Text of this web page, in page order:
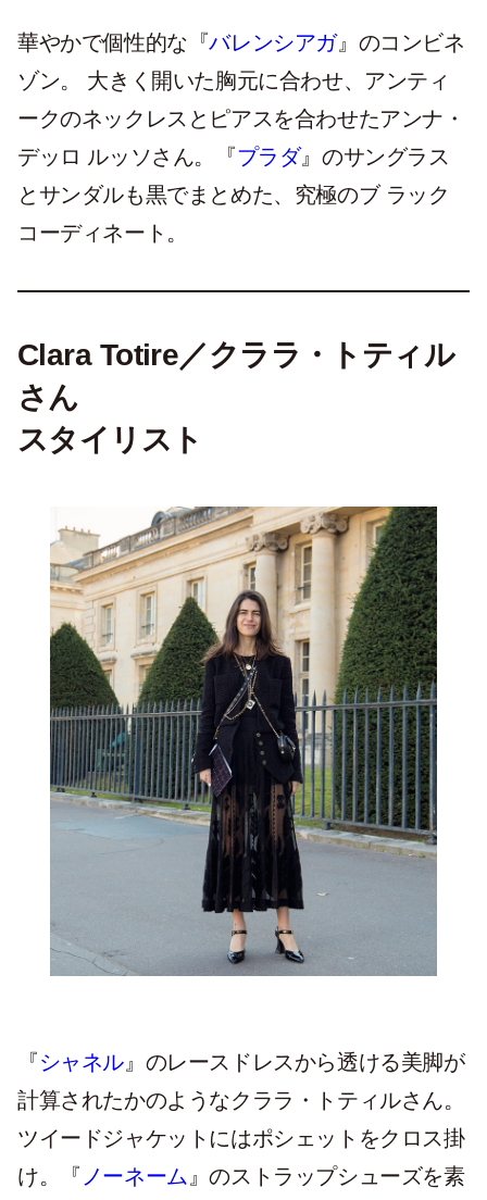
華やかで個性的な『バレンシアガ』のコンビネ
ゾン。 大きく開いた胸元に合わせ、アンティ
ークのネックレスとピアスを合わせたアンナ・
デッロ ルッソさん。『プラダ』のサングラス
とサンダルも黒でまとめた、究極のブ ラック
コーディネート。
Clara Totire／クララ・トティル
さん
スタイリスト
『シャネル 』のレースドレスから透ける美脚が
計算されたかのようなクララ・トティルさん。
ツイードジャケットにはポシェットをクロス掛
け。『 ノーネーム 』のストラップシューズを素